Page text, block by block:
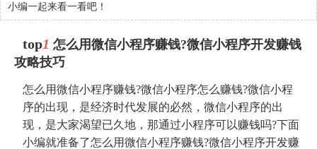
小编一起来看一看吧！
top1 怎么用微信小程序赚钱?微信小程序开发赚钱
攻略技巧
怎么用微信小程序赚钱?微信小程序怎么赚钱?微信小程
序的出现，是经济时代发展的必然，微信小程序的出
现，是大家渴望已久地，那通过小程序可以赚钱吗?下面
小编就准备了怎么用微信小程序赚钱?微信小程序开发赚